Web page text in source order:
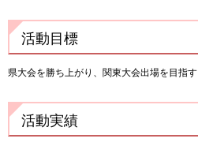
活動目標
県大会を勝ち上がり、関東大会出場を目指す
活動実績